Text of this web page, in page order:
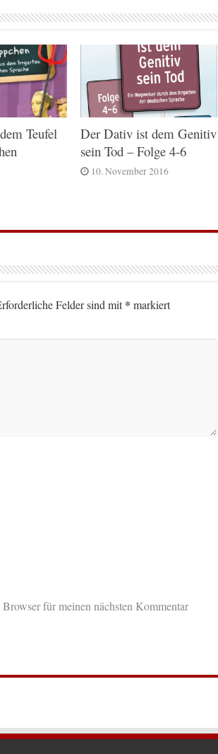
Teufel
Der Dativ ist dem Genitiv
sein Tod – Folge 4-6
10. November 2016
Felder sind mit* markiert
für meinen nächsten Kommentar